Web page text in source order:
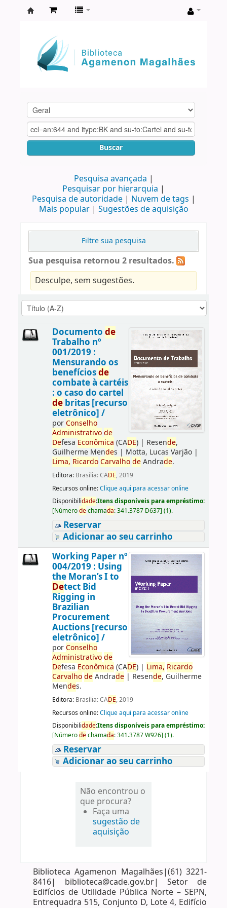
Agamenon
Magalhães
Buscar
Pesquisa avançada
Pesquisar por hierarquia
Pesquisa de autoridade
Nuvem de tags
Mais popular
Sugestões de aquisição
Filtre sua pesquisa
Sua pesquisa retornou 2 resultados.
Desculpe, sem sugestões.
Documento de
Trabalho nº
001/2019 :
Mensurando os
benefíciosde
combate à cartéis
: o caso do cartel
debritas [recurso
eletrônico] /
porConselho
Administrativo de
Defesa Econômica (CADE)| Resende,
Guilherme Mendes | Motta, Lucas Varjão|
Lima, Ricardo Carvalho deAndrade.
Editora: Brasília: CADE, 2019
Recursos online:Clique aqui para acessar online
Disponibilidade:Itens disponíveis para empréstimo:
[Númerodechamada:341.3787 D637] (1).
Reservar
Adicionar ao seu carrinho
Working Paper nº
004/2019 : Using
the Moran’s I to
Detect Bid
Rigging in
Brazilian
Procurement
Auctions [recurso
eletrônico] /
porConselho
Administrativo de
Defesa Econômica (CADE)| Lima, Ricardo
Carvalho deAndrade| Resende, Guilherme
Mendes.
Editora: Brasília: CADE, 2019
Recursos online:Clique aqui para acessar online
Disponibilidade:Itens disponíveis para empréstimo:
[Númerodechamada:341.3787 W926] (1).
Reservar
Adicionar ao seu carrinho
Não encontrou o
que procura?
Faça uma
sugestão de
aquisição
Biblioteca Agamenon Magalhães|(61) 3221-
8416| biblioteca@cade.gov.br| Setor de
Edifícios de Utilidade Pública Norte – SEPN,
Entrequadra 515, Conjunto D, Lote 4, Edifício